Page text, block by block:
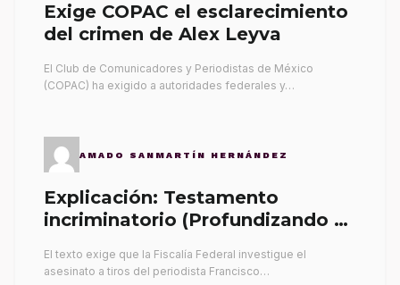
Exige COPAC el esclarecimiento
del crimen de Alex Leyva
El Club de Comunicadores y Periodistas de México
(COPAC) ha exigido a autoridades federales y…
AMADO SANMARTÍN HERNÁNDEZ
Explicación: Testamento
incriminatorio (Profundizando su
El texto exige que la Fiscalía Federal investigue el
asesinato a tiros del periodista Francisco…